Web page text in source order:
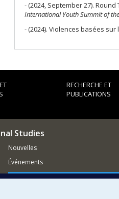
- (2024, September 27).
International Youth Summit of
- (2024). Violences basées sur
RECHERCHE ET
PUBLICATIONS
Studies
Nouvelles
Événements
Comment soutenir le CÉRIUM?